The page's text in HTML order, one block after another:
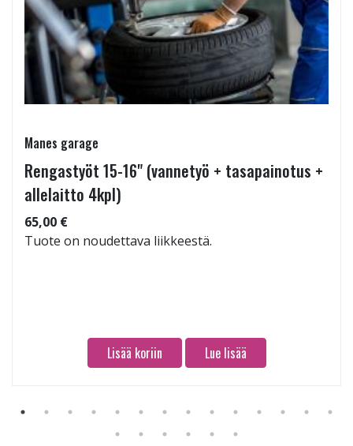
Manes garage
Rengastyöt 15-16" (vannetyö + tasapainotus +
allelaitto 4kpl)
65,00 €
Tuote on noudettava liikkeestä.
Lisää koriin Lue lisää